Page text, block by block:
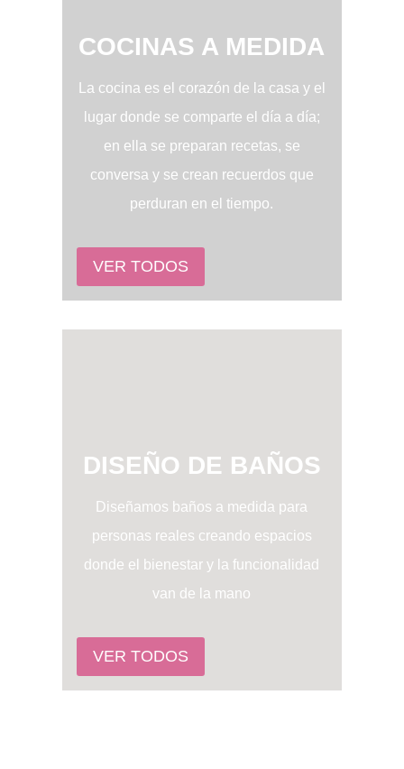
COCINAS A MEDIDA
La cocina es el corazón de la casa y el
lugar donde se comparte el día a día;
en ella se preparan recetas, se
conversa y se crean recuerdos que
perduran en el tiempo.
VER TODOS
DISEÑO DE BAÑOS
Diseñamos baños a medida para
personas reales creando espacios
donde el bienestar y la funcionalidad
van de la mano
VER TODOS